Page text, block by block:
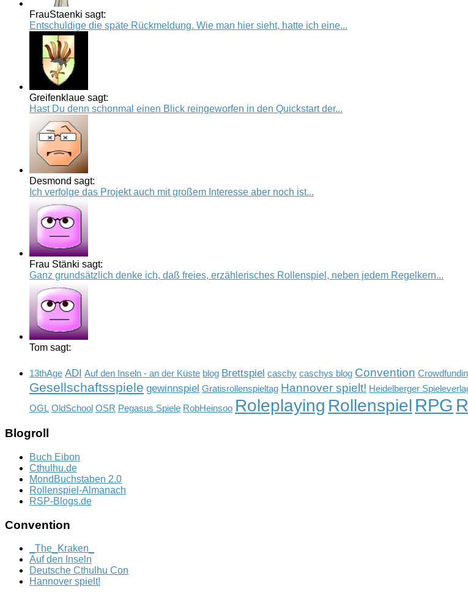
FrauStaenki sagt:
Entschuldige die späte Rückmeldung. Wie man hier sieht, hatte ich eine...
Greifenklaue sagt:
Hast Du denn schonmal einen Blick reingeworfen in den Quickstart der...
Desmond sagt:
Ich verfolge das Projekt auch mit großem Interesse aber noch ist...
Frau Stänki sagt:
Ganz grundsätzlich denke ich, daß freies, erzählerisches Rollenspiel, neben jedem Regelkern...
Tom sagt:
13thAge ADI Auf den Inseln - an der Küste blog Brettspiel caschy caschys blog Convention
Gesellschaftsspiele gewinnspiel Gratisrollenspieltag Hannover spielt! Heidelberger
OGL OldSchool OSR Pegasus Spiele RobHeinsoo Roleplaying Rollenspiel RPG
Blogroll
Buch Eibon
Cthulhu.de
MondBuchstaben 2.0
Rollenspiel-Almanach
RSP-Blogs.de
Convention
_The_Kraken_
Auf den Inseln
Deutsche Cthulhu Con
Hannover spielt!